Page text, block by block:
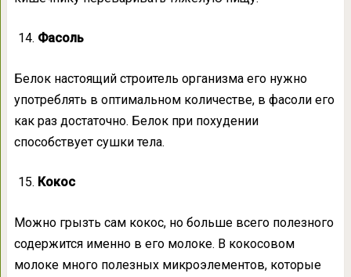
Фасоль
Белок настоящий строитель организма его нужно
употреблять в оптимальном количестве, в фасоли его
как раз достаточно. Белок при похудении
способствует сушки тела.
Кокос
Можно грызть сам кокос, но больше всего полезного
содержится именно в его молоке. В кокосовом
молоке много полезных микроэлементов, которые